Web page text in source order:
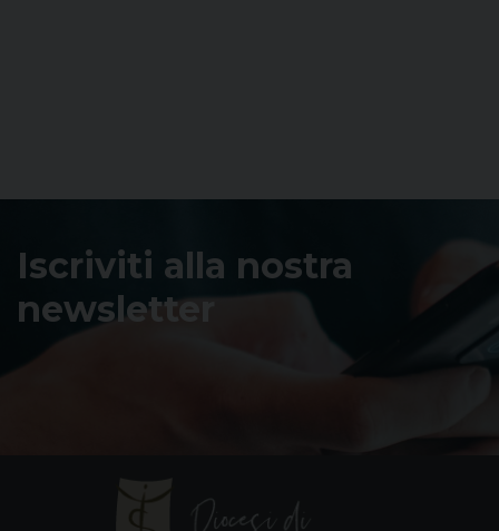
Iscriviti alla nostra
newsletter